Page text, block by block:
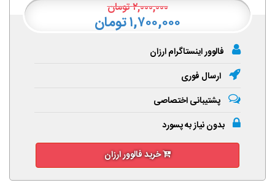
۲,۰۰۰,۰۰۰تومان
۱,۷۰۰,۰۰۰ تومان
فالوور اینستاگرام ارزان
ارسال فوری
پشتیبانی اختصاصی
بدون نیاز به پسورد
خرید فالوور ارزان